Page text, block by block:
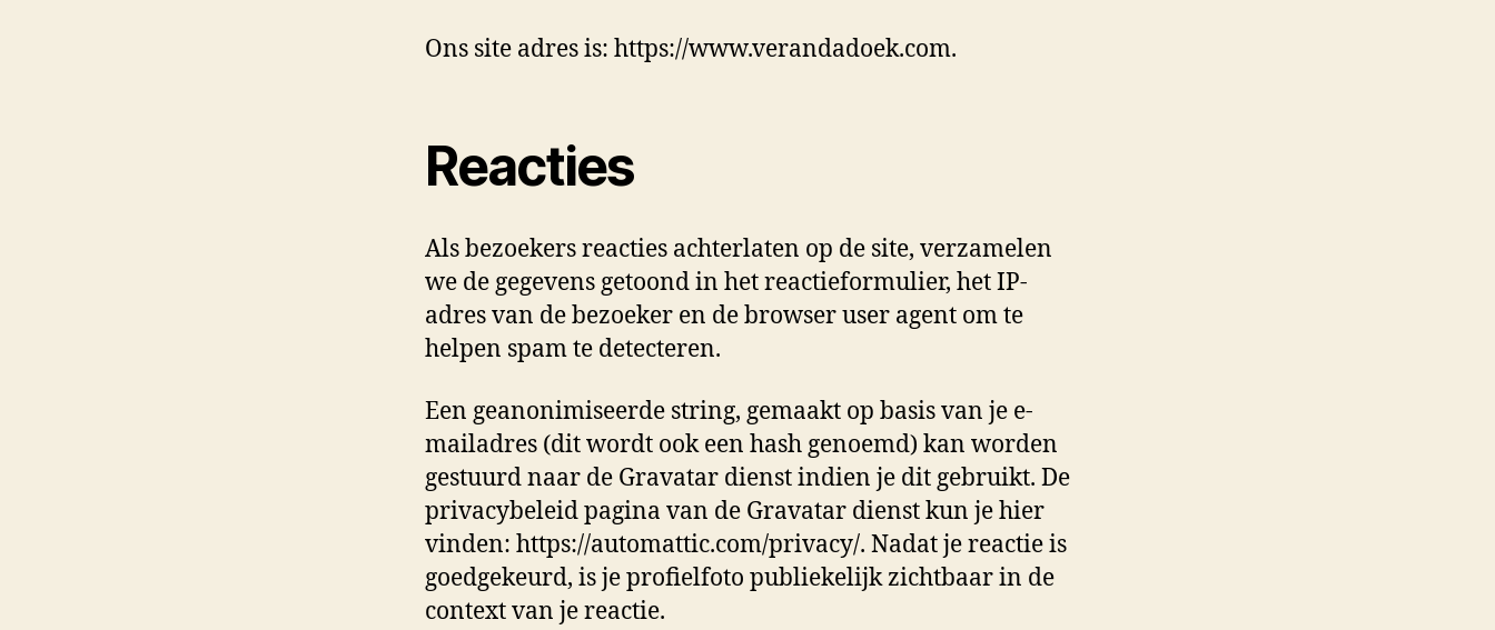
Ons site adres is: https://www.verandadoek.com.
Reacties
Als bezoekers reacties achterlaten op de site, verzamelen
we de gegevens getoond in het reactieformulier, het IP-
adres van de bezoeker en de browser user agent om te
helpen spam te detecteren.
Een geanonimiseerde string, gemaakt op basis van je e-
mailadres (dit wordt ook een hash genoemd) kan worden
gestuurd naar de Gravatar dienst indien je dit gebruikt. De
privacybeleid pagina van de Gravatar dienst kun je hier
vinden: https://automattic.com/privacy/. Nadat je reactie is
goedgekeurd, is je profielfoto publiekelijk zichtbaar in de
context van je reactie.